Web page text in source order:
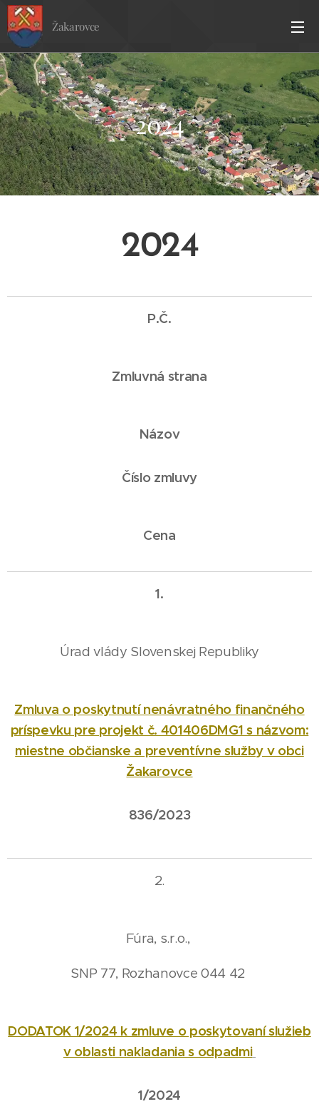
Žakarovce
2024
2024
P.Č.
Zmluvná strana
Názov
Číslo zmluvy
Cena
1.
Úrad vlády Slovenskej Republiky
Zmluva o poskytnutí nenávratného finančného
príspevku pre projekt č. 401406DMG1 s názvom:
miestne občianske a preventívne služby v obci
Žakarovce
836/2023
2.
Fúra, s.r.o.,
SNP 77, Rozhanovce 044 42
DODATOK 1/2024 k zmluve o poskytovaní služieb
v oblasti nakladania s odpadmi
1/2024